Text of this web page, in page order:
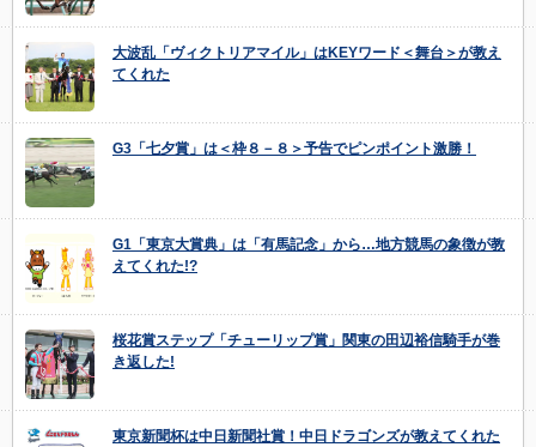
大波乱「ヴィクトリアマイル」はKEYワード＜舞台＞が教え
てくれた
G3「七夕賞」は＜枠８－８＞予告でピンポイント激勝！
G1「東京大賞典」は「有馬記念」から…地方競馬の象徴が教
えてくれた!?
桜花賞ステップ「チューリップ賞」関東の田辺裕信騎手が巻
き返した!
東京新聞杯は中日新聞社賞！中日ドラゴンズが教えてくれた